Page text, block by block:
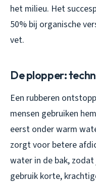
het milieu. Het
50% bij organische
vet.
De plopper:
Een rubberen
mensen gebruiken
eerst onder warm
zorgt voor betere
water in de bak, zodat
gebruik korte,